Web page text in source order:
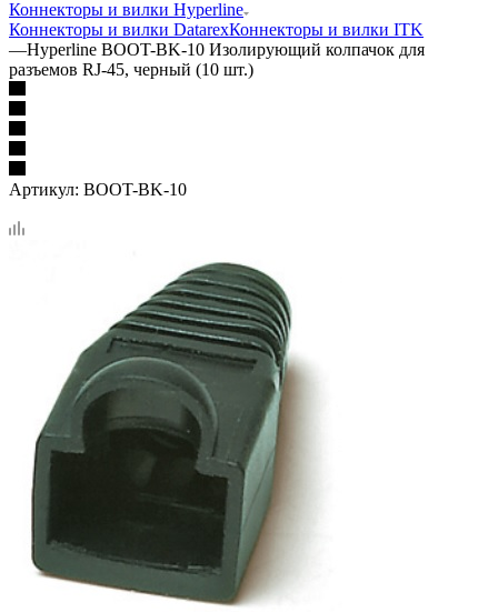
Коннекторы и вилки Hyperline
Коннекторы и вилки DatarexКоннекторы и вилки ITK
—Hyperline BOOT-BK-10 Изолирующий колпачок для
разъемов RJ-45, черный (10 шт.)
Артикул: BOOT-BK-10